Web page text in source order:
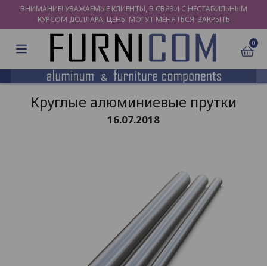
ВНИМАНИЕ! УВАЖАЕМЫЕ КЛИЕНТЫ, В СВЯЗИ С НЕСТАБИЛЬНЫМ
КУРСОМ ДОЛЛАРА, ЦЕНЫ МОГУТ МЕНЯТЬСЯ. ЗАКРЫТЬ
0
Круглые алюминиевые прутки
16.07.2018